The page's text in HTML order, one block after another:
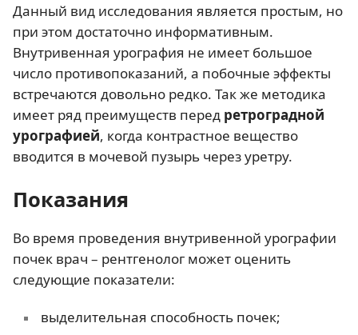
Данный вид исследования является простым, но
при этом достаточно информативным.
Внутривенная урография не имеет большое
число противопоказаний, а побочные эффекты
встречаются довольно редко. Так же методика
имеет ряд преимуществ перед ретроградной
урографией, когда контрастное вещество
вводится в мочевой пузырь через уретру.
Показания
Во время проведения внутривенной урографии
почек врач – рентгенолог может оценить
следующие показатели:
выделительная способность почек;